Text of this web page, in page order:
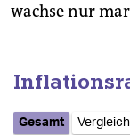
wachse nur